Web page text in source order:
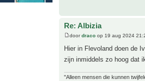
Re: Albizia
doordraco op 19 aug 2024
Hier in Flevoland doen de
zijn inmiddels zo hoog dat
"Alleen mensen die kunnen